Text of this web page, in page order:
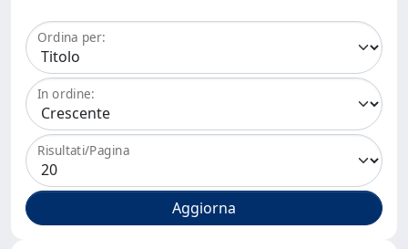
Ordina per:
In ordine:
Risultati/Pagina